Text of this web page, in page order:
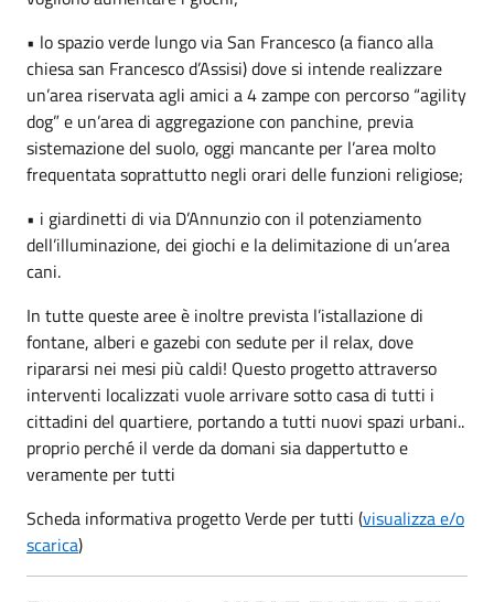
• lo spazio verde lungo via San Francesco (a fianco alla
chiesa san Francesco d’Assisi) dove si intende realizzare
un’area riservata agli amici a 4 zampe con percorso “agility
dog” e un’area di aggregazione con panchine, previa
sistemazione del suolo, oggi mancante per l’area molto
frequentata soprattutto negli orari delle funzioni religiose;
• i giardinetti di via D’Annunzio con il potenziamento
dell’illuminazione, dei giochi e la delimitazione di un’area
cani.
In tutte queste aree è inoltre prevista l’istallazione di
fontane, alberi e gazebi con sedute per il relax, dove
ripararsi nei mesi più caldi! Questo progetto attraverso
interventi localizzati vuole arrivare sotto casa di tutti i
cittadini del quartiere, portando a tutti nuovi spazi urbani..
proprio perché il verde da domani sia dappertutto e
veramente per tutti
Scheda informativa progetto Verde per tutti (visualizza e/o
scarica)